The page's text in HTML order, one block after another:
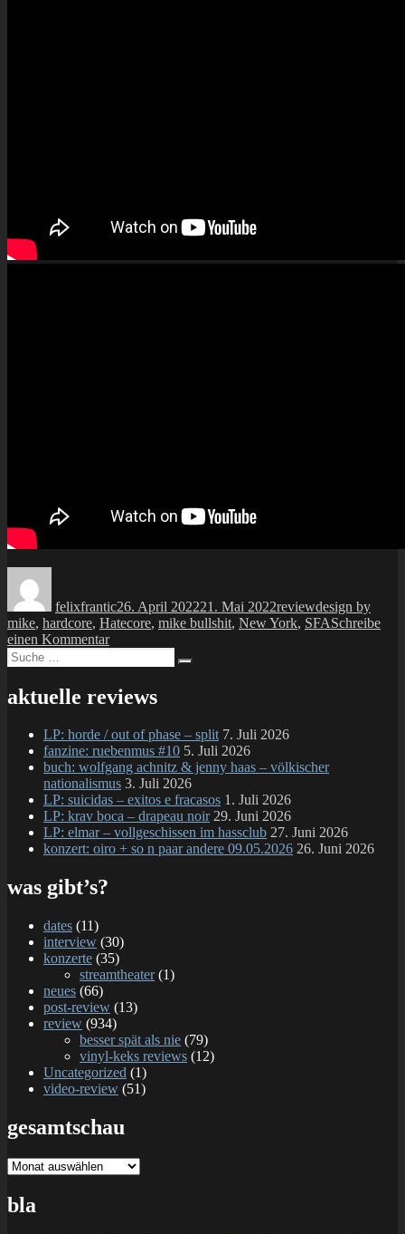
felixfrantic26. April 202221. Mai 2022reviewdesign by
mike, hardcore, Hatecore, mike bullshit, New York, SFASchreibe
einen Kommentarzu
SFA
the
88
Tapes
Suche
nach:
Suchen
aktuelle reviews
LP: horde / out of phase – split 7. Juli 2026
fanzine: ruebenmus #10 5. Juli 2026
buch: wolfgang achnitz & jenny haas – völkischer
nationalismus 3. Juli 2026
LP: suicidas – exitos e fracasos 1. Juli 2026
LP: krav boca – drapeau noir 29. Juni 2026
LP: elmar – vollgeschissen im hassclub 27. Juni 2026
konzert: oiro + so n paar andere 09.05.2026 26. Juni 2026
was gibt’s?
dates (11)
interview (30)
konzerte (35)
streamtheater(1)
neues (66)
post-review (13)
review (934)
besser spät als nie (79)
vinyl-keks reviews (12)
Uncategorized (1)
video-review (51)
gesamtschau
gesamtschau
bla